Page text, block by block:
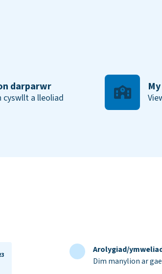
darparwr
cyswllt a lleoliad
Arolygiad/
Dim manylion ar